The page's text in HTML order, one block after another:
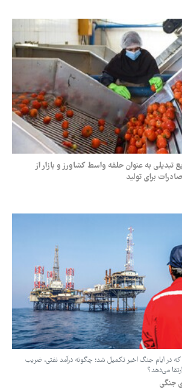
تبدیلی به عنوان حلقه واسط کشاورز و بازار از
برای تولید
در ایام جنگ اخیر تکمیل شد؛ چگونه درآمد نفتی، ضریب
می‌دهد؟
جنگی